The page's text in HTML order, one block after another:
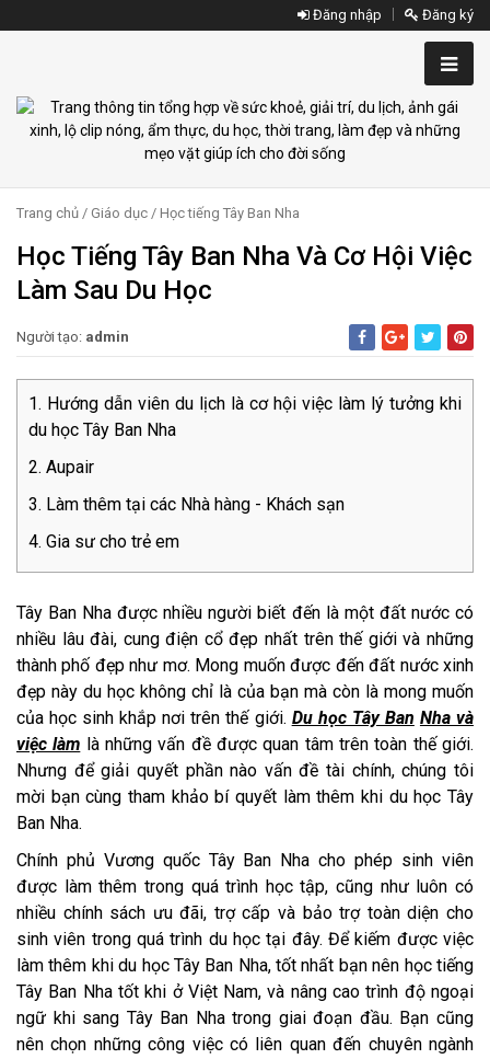
Đăng nhập Đăng ký
Trang chủ / Giáo dục / Học tiếng Tây Ban Nha
Học Tiếng Tây Ban Nha Và Cơ Hội Việc
Làm Sau Du Học
Người tạo: admin
Hướng dẫn viên du lịch là cơ hội việc làm lý tưởng khi
du học Tây Ban Nha
Aupair
Làm thêm tại các Nhà hàng - Khách sạn
Gia sư cho trẻ em
Tây Ban Nha được nhiều người biết đến là một đất nước có
nhiều lâu đài, cung điện cổ đẹp nhất trên thế giới và những
thành phố đẹp như mơ. Mong muốn được đến đất nước xinh
đẹp này du học không chỉ là của bạn mà còn là mong muốn
của học sinh khắp nơi trên thế giới. Du học Tây Ban Nha và
việc làm là những vấn đề được quan tâm trên toàn thế giới.
Nhưng để giải quyết phần nào vấn đề tài chính, chúng tôi
mời bạn cùng tham khảo bí quyết làm thêm khi du học Tây
Ban Nha.
Chính phủ Vương quốc Tây Ban Nha cho phép sinh viên
được làm thêm trong quá trình học tập, cũng như luôn có
nhiều chính sách ưu đãi, trợ cấp và bảo trợ toàn diện cho
sinh viên trong quá trình du học tại đây. Để kiếm được việc
làm thêm khi du học Tây Ban Nha, tốt nhất bạn nên học tiếng
Tây Ban Nha tốt khi ở Việt Nam, và nâng cao trình độ ngoại
ngữ khi sang Tây Ban Nha trong giai đoạn đầu. Bạn cũng
nên chọn những công việc có liên quan đến chuyên ngành